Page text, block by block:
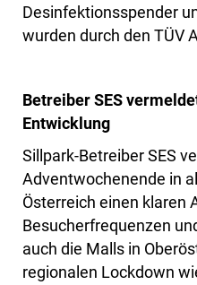
Desinfektionsspender
wurden durch den TÜV
Betreiber SES
Entwicklung
Sillpark-Betreiber SES
Adventwochenende in
Österreich einen klaren
Besucherfrequenzen
auch die Malls in
regionalen Lockdown